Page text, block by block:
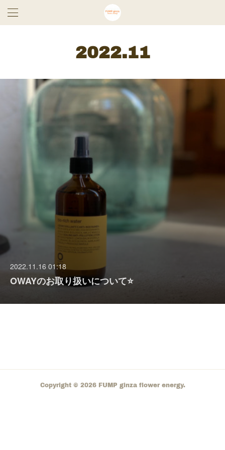
2022.11
2022.11.16 01:18
OWAYのお取り扱いについて⭐️
Copyright © 2026 FUMP ginza flower energy.